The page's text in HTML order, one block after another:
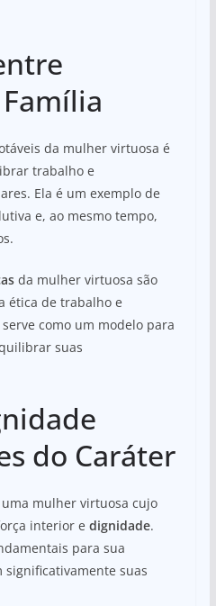
da mulher virtuosa é
trabalho e
Ela é um exemplo de
e, ao mesmo tempo,
da mulher virtuosa são
ética de trabalho e
como um modelo para
suas
do Caráter
mulher virtuosa cujo
interior e dignidade.
para sua
suas